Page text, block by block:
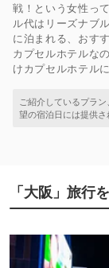
戦！という女性っ
ル代はリーズナブ
に泊まれる、おす
カプセルホテルな
けカプセルホテル
「大阪」旅行